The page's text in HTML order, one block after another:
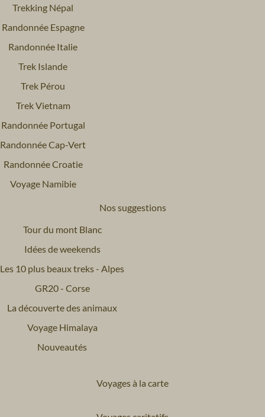
Trekking Népal
Randonnée Espagne
Randonnée Italie
Trek Islande
Trek Pérou
Trek Vietnam
Randonnée Portugal
Randonnée Cap-Vert
Randonnée Croatie
Voyage Namibie
Nos suggestions
Tour du mont Blanc
Idées de weekends
Les 10 plus beaux treks - Alpes
GR20 - Corse
La découverte des animaux
Voyage Himalaya
Nouveautés
Voyages à la carte